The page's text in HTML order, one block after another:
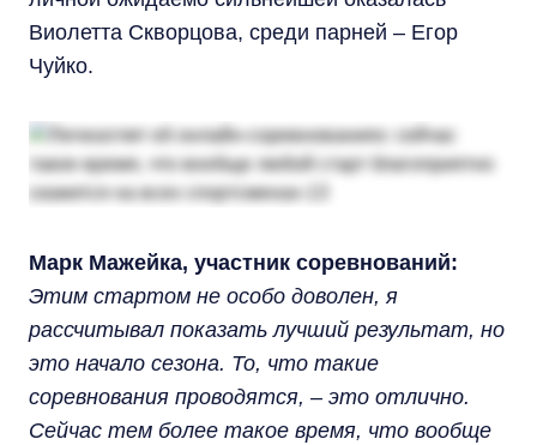
Виолетта Скворцова, среди парней – Егор
Чуйко.
Марк Мажейка, участник соревнований:
Этим стартом не особо доволен, я
рассчитывал показать лучший результат, но
это начало сезона. То, что такие
соревнования проводятся, – это отлично.
Сейчас тем более такое время, что вообще